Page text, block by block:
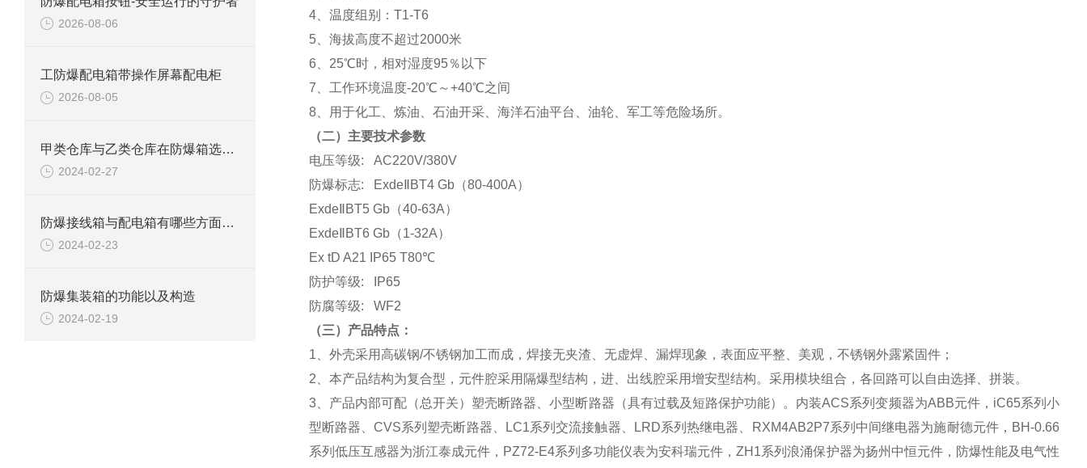
2026-08-06
工防爆配电箱带操作屏幕配电柜
2026-08-05
甲类仓库与乙类仓库在防爆箱选择方面有什么区别
2024-02-27
防爆接线箱与配电箱有哪些方面区别
2024-02-23
防爆集装箱的功能以及构造
2024-02-19
4、温度组别：T1-T6
5、海拔高度不超过2000米
6、25℃时，相对湿度95％以下
7、工作环境温度-20℃～+40℃之间
8、用于化工、炼油、石油开采、海洋石油平台、油轮、军工等危险场所。
（二）主要技术参数
电压等级: AC220V/380V
防爆标志: ExdeⅡBT4 Gb（80-400A）
ExdeⅡBT5 Gb（40-63A）
ExdeⅡBT6 Gb（1-32A）
Ex tD A21 IP65 T80℃
防护等级: IP65
防腐等级: WF2
（三）产品特点：
1、外壳采用高碳钢/不锈钢加工而成，焊接无夹渣、无虚焊、漏焊现象，表面应平整、美观，不锈钢外露紧固件；
2、本产品结构为复合型，元件腔采用隔爆型结构，进、出线腔采用增安型结构。采用模块组合，各回路可以自由选择、拼装。
3、产品内部可配（总开关）塑壳断路器、小型断路器（具有过载及短路保护功能）。内装ACS系列变频器为ABB元件，iC65系列小
型断路器、CVS系列塑壳断路器、LC1系列交流接触器、LRD系列热继电器、RXM4AB2P7系列中间继电器为施耐德元件，BH-0.66
系列低压互感器为浙江泰成元件，PZ72-E4系列多功能仪表为安科瑞元件，ZH1系列浪涌保护器为扬州中恒元件，防爆性能及电气性